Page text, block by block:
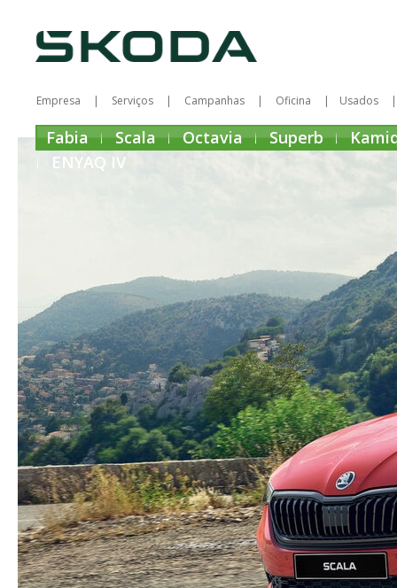
Empresa Serviços Campanhas Oficina Usados
Fabia Scala Octavia Superb
ENYAQ IV